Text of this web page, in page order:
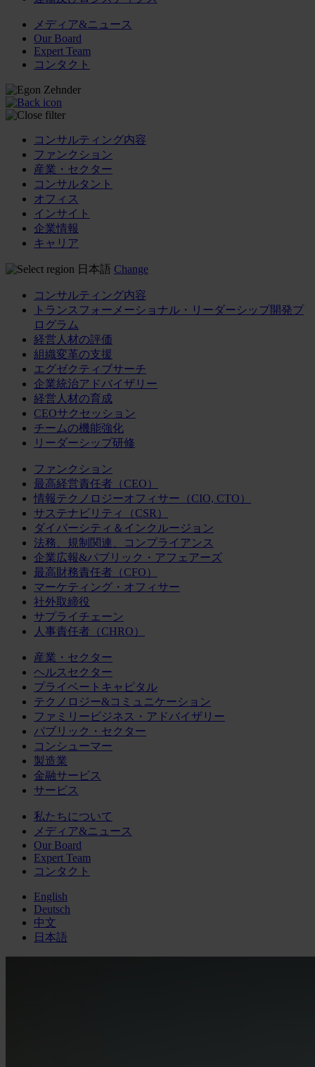
メディア&ニュース
Our Board
Expert Team
コンタクト
コンサルティング内容
ファンクション
産業・セクター
コンサルタント
オフィス
インサイト
企業情報
キャリア
日本語 Change
コンサルティング内容
トランスフォーメーショナル・リーダーシップ開発プ
ログラム
経営人材の評価
組織変革の支援
エグゼクティブサーチ
企業統治アドバイザリー
経営人材の育成
CEOサクセッション
チームの機能強化
リーダーシップ研修
ファンクション
最高経営責任者（CEO）
情報テクノロジーオフィサー（CIO, CTO）
サステナビリティ（CSR）
ダイバーシティ＆インクルージョン
法務、規制関連、コンプライアンス
企業広報&パブリック・アフェアーズ
最高財務責任者（CFO）
マーケティング・オフィサー
社外取締役
サプライチェーン
人事責任者（CHRO）
産業・セクター
ヘルスセクター
プライベートキャピタル
テクノロジー&コミュニケーション
ファミリービジネス・アドバイザリー
パブリック・セクター
コンシューマー
製造業
金融サービス
サービス
私たちについて
メディア&ニュース
Our Board
Expert Team
コンタクト
English
Deutsch
中文
日本語